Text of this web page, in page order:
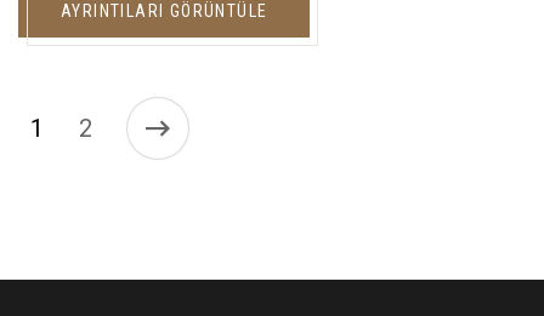
AYRINTILARI GÖRÜNTÜLE
1 2